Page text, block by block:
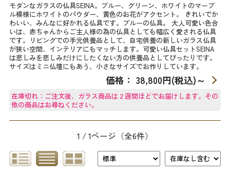
モダンなガラスの仏具SEINA。ブルー、グリーン、ホワイトのマーブ
ル模様にホワイトのパウダー、黄色のお花がアクセント。 きれいでか
わいい、みんなに好かれる仏具です。ブルーの仏具。 大人可愛い色合
いは、赤ちゃんからご主人様の為の仏具としても幅広く愛される仏具
です。リビングでの手元供養品として、自宅供養の新しいガラス仏具
が狭い空間、インテリアにもマッチします。可愛い仏具セットSEINA
は悲しみを悲しみだけにしたくない方の供養品としてぴったりです。
サイズはミニ仏壇にもあう、小さなサイズでお作りしています。
価格： 38,800円(税込)～
在庫切れ：ご注文後、ガラス商品は２週間ほどでお届けします。その
他の商品はお尋ねください。
1 / 1ページ （全6件）